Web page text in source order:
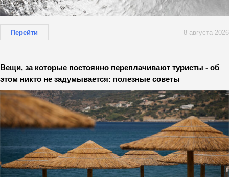
Перейти 8 августа 2026
Вещи, за которые постоянно переплачивают туристы - об
этом никто не задумывается: полезные советы